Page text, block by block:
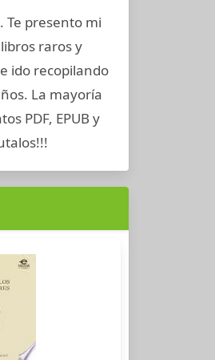
Te presento mi
raros y
ido recopilando
La mayoría
PDF, EPUB y